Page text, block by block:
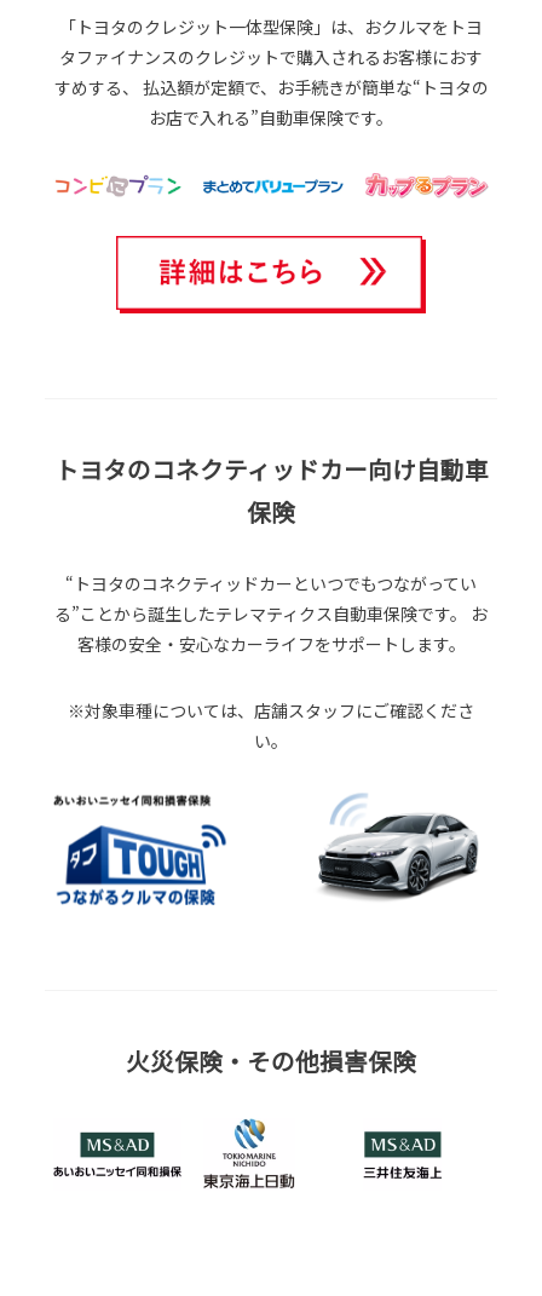
「トヨタのクレジット一体型保険」は、おクルマをトヨ
タファイナンスのクレジットで購入されるお客様におす
すめする、
払込額が定額で、お手続きが簡単な“トヨタの
お店で入れる”自動車保険です。
トヨタのコネクティッドカー向け自動車
保険
“トヨタのコネクティッドカーといつでもつながってい
る”ことから誕生したテレマティクス自動車保険です。
お
客様の安全・安心なカーライフをサポートします。
※対象車種については、店舗スタッフにご確認くださ
い。
火災保険・その他損害保険